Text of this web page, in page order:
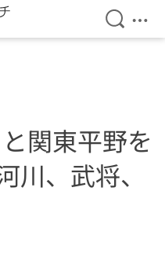
検索を
メ
関東平野を
川、武将、